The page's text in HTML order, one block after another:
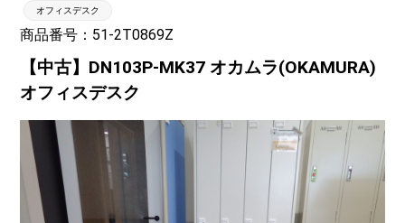
オフィスデスク
商品番号：51-2T0869Z
【中古】DN103P-MK37 オカムラ(OKAMURA)
オフィスデスク